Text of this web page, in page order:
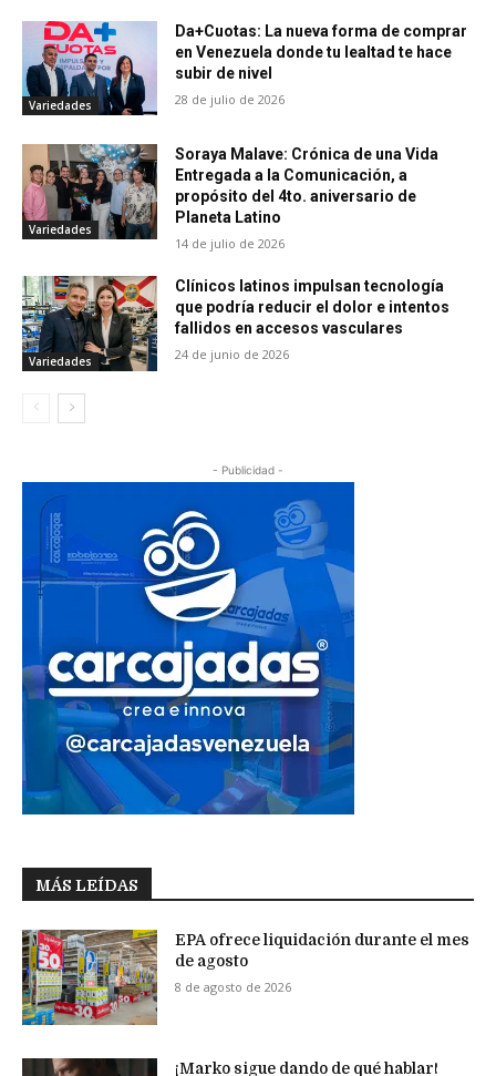
Variedades
Da+Cuotas: La nueva forma de comprar
en Venezuela donde tu lealtad te hace
subir de nivel
28 de julio de 2026
Variedades
Soraya Malave: Crónica de una Vida
Entregada a la Comunicación, a
propósito del 4to. aniversario de
Planeta Latino
14 de julio de 2026
Variedades
Clínicos latinos impulsan tecnología
que podría reducir el dolor e intentos
fallidos en accesos vasculares
24 de junio de 2026
- Publicidad -
MÁS LEÍDAS
EPA ofrece liquidación durante el mes
de agosto
8 de agosto de 2026
¡Marko sigue dando de qué hablar!